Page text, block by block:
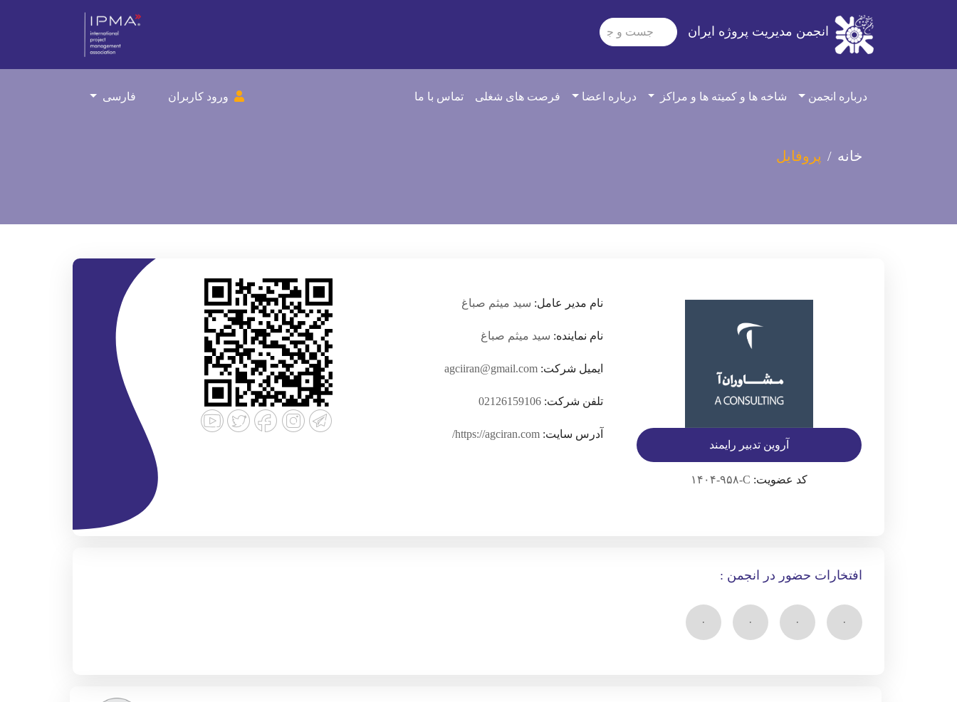
انجمن مدیریت پروژه ایران
ورود کاربران فارسی درباره انجمن شاخه ها و کمیته ها و مراکز درباره اعضا فرصت های شغلی تماس با ما
خانه پروفایل
آروین تدبیر رایمند
کد عضویت: ۱۴۰۴-۹۵۸-C
نام مدیر عامل: سید میثم صباغ
نام نماینده: سید میثم صباغ
ایمیل شرکت: agciiran@gmail.com
تلفن شرکت: 02126159106
آدرس سایت: https://agciran.com/
افتخارات حضور در انجمن :
۰ ۰ ۰ ۰